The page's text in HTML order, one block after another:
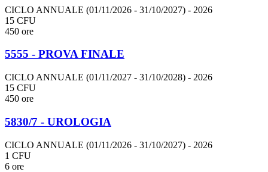
CICLO ANNUALE (01/11/2026 - 31/10/2027) - 2026
15 CFU
450 ore
5555 - PROVA FINALE
CICLO ANNUALE (01/11/2027 - 31/10/2028) - 2026
15 CFU
450 ore
5830/7 - UROLOGIA
CICLO ANNUALE (01/11/2026 - 31/10/2027) - 2026
1 CFU
6 ore